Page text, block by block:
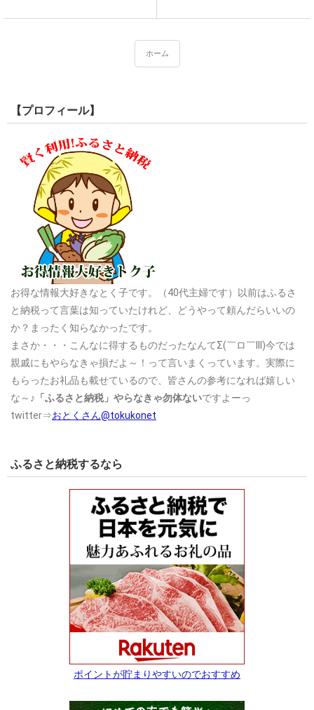
ホーム
【プロフィール】
お得な情報大好きなとく子です。（40代主婦です）以前はふるさ
と納税って言葉は知っていたけれど、どうやって頼んだらいいの
か？まったく知らなかったです。
まさか・・・こんなに得するものだったなんてΣ(￣ロ￣lll)今では
親戚にもやらなきゃ損だよ～！って言いまくっています。実際に
もらったお礼品も載せているので、皆さんの参考になれば嬉しい
な～♪ 「ふるさと納税」やらなきゃ勿体ないですよーっ
twitter⇒おとくさん@tokukonet
ふるさと納税するなら
ポイントが貯まりやすいのでおすすめ